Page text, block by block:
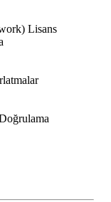
Lisans